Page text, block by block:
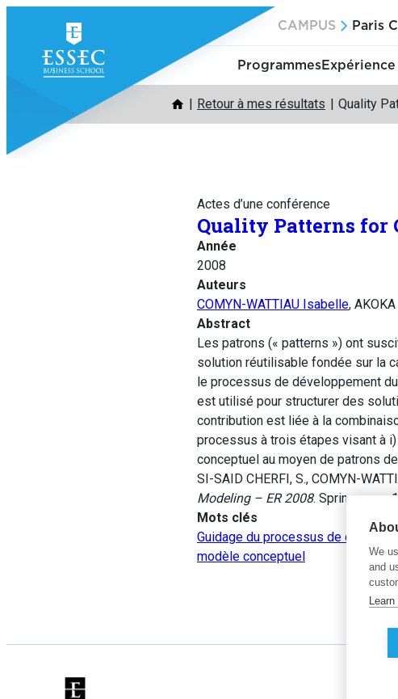
contenu
CAMPUS Paris
ProgrammesExpérience
Retour à mes résultats Quality
Actes d’une conférence
Quality Patterns for
Année
2008
Auteurs
COMYN-WATTIAU Isabelle,
Abstract
Les patrons (« patterns ») ont
solution réutilisable fondée sur la
le processus de développement
est utilisé pour structurer des
contribution est liée à la
processus à trois étapes visant à
conceptuel au moyen de patrons
SI-SAID CHERFI, S., COMYN-
Modeling – ER 2008. Springer, pp.
Mots clés
Guidage du processus de
modèle conceptuel
We
and